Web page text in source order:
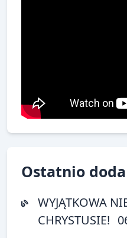
Ostatnio
WYJĄTKOWA
CHRYSTUSIE!